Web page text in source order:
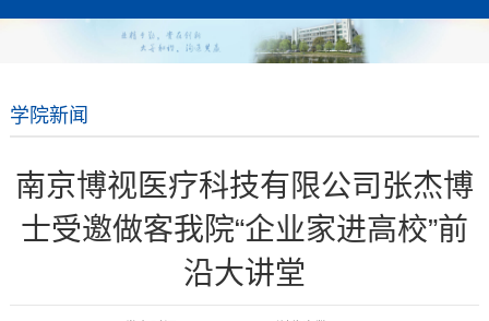
学院新闻
南京博视医疗科技有限公司张杰博
士受邀做客我院“企业家进高校”前
沿大讲堂